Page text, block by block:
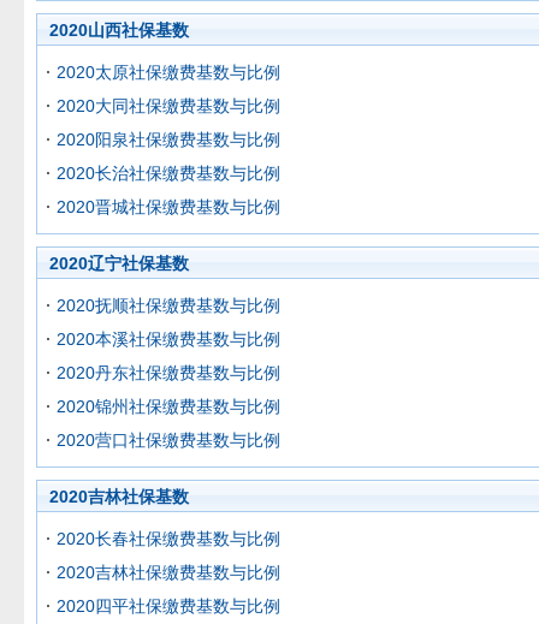
2020山西社保基数
2020太原社保缴费基数与比例
2020大同社保缴费基数与比例
2020阳泉社保缴费基数与比例
2020长治社保缴费基数与比例
2020晋城社保缴费基数与比例
2020辽宁社保基数
2020抚顺社保缴费基数与比例
2020本溪社保缴费基数与比例
2020丹东社保缴费基数与比例
2020锦州社保缴费基数与比例
2020营口社保缴费基数与比例
2020吉林社保基数
2020长春社保缴费基数与比例
2020吉林社保缴费基数与比例
2020四平社保缴费基数与比例